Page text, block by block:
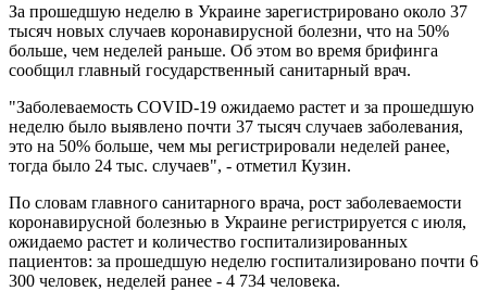
За прошедшую неделю в Украине зарегистрировано около 37
тысяч новых случаев коронавирусной болезни, что на 50%
больше, чем неделей раньше. Об этом во время брифинга
сообщил главный государственный санитарный врач.
"Заболеваемость COVID-19 ожидаемо растет и за прошедшую
неделю было выявлено почти 37 тысяч случаев заболевания,
это на 50% больше, чем мы регистрировали неделей ранее,
тогда было 24 тыс. случаев", - отметил Кузин.
По словам главного санитарного врача, рост заболеваемости
коронавирусной болезнью в Украине регистрируется с июля,
ожидаемо растет и количество госпитализированных
пациентов: за прошедшую неделю госпитализировано почти 6
300 человек, неделей ранее - 4 734 человека.